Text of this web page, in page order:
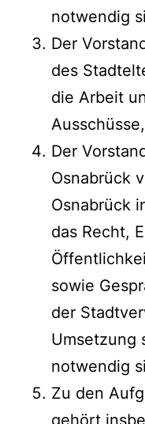
notwendig
Der
des
die Arbeit
Der
Osnabrück
Osnabrück
das Recht,
sowie
der
Umsetzung
notwendig
Zu den
gehört